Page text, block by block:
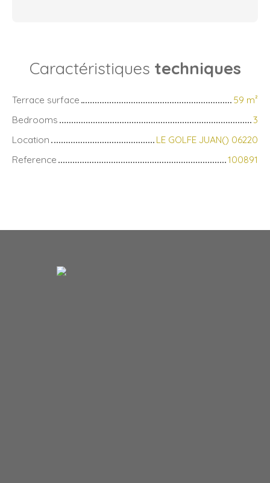
Caractéristiques techniques
Terrace surface 59 m²
Bedrooms
3
Location
LE GOLFE JUAN() 06220
Reference
100891